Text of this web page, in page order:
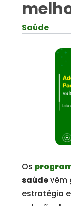
Saúde
Os
saúdevêm
estratégia